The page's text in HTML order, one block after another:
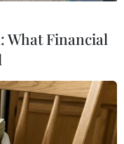
ngay tại chỗ,
nặng.
What Financial